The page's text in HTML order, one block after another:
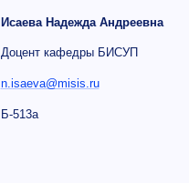
Исаева Надежда Андреевна
Доцент кафедры БИСУП
n.isaeva@misis.ru
Б-513а